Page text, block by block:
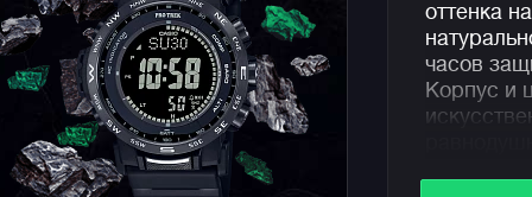
оттенка
часов
Корпус и